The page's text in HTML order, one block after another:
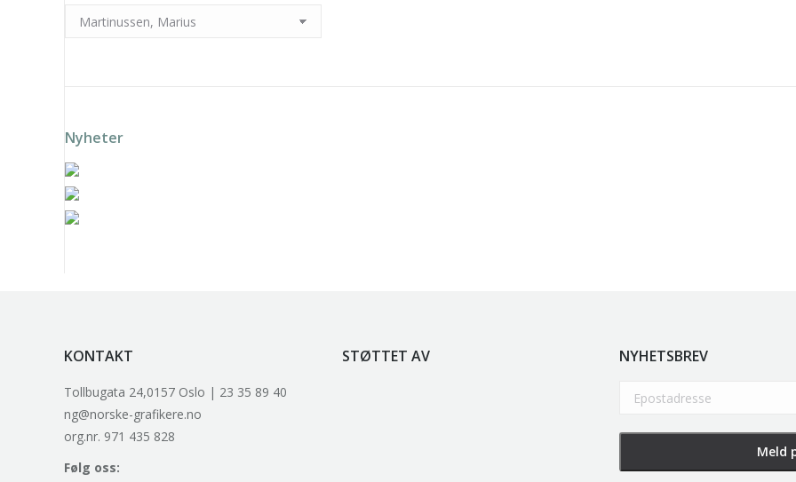
Nyheter
KONTAKT
Tollbugata 24,0157 Oslo | 23 35 89 40
ng@norske-grafikere.no
org.nr. 971 435 828
Følg oss:
STØTTET AV NYHETSBREV